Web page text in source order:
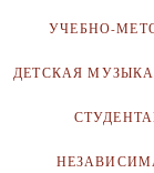
УЧЕБНО-
ДЕТСКАЯ